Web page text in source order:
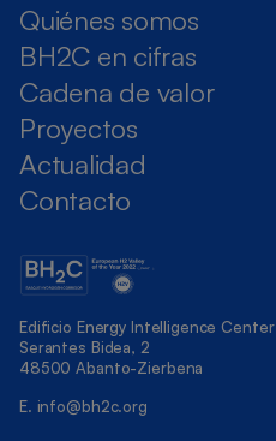
Edificio Energy Intelligence Center
Serantes Bidea, 2
48500 Abanto-Zierbena
E. info@bh2c.org
Quiénes somos
BH2C en cifras
Cadena de valor
Proyectos
Actualidad
Contacto